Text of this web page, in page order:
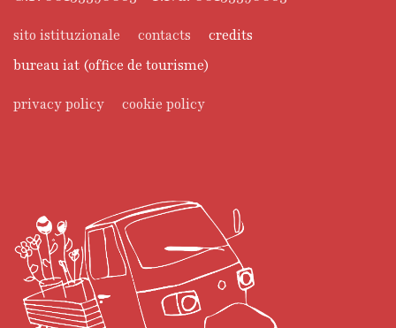
sito istituzionale contacts
credits
bureau iat (office de tourisme)
privacy policy cookie policy